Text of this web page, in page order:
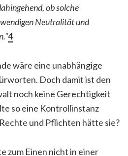
ob solche
Neutralität und
4
wäre eine unabhängige
Doch damit ist den
noch keine Gerechtigkeit
so eine Kontrollinstanz
und Pflichten hätte sie?
zum Einen nicht in einer